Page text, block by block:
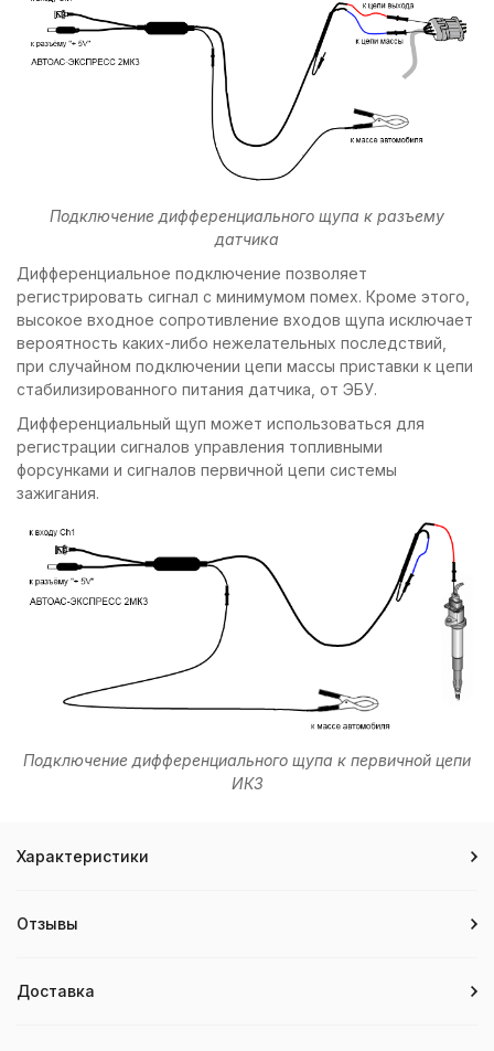
Подключение дифференциального щупа к разъему
датчика
Дифференциальное подключение позволяет
регистрировать сигнал с минимумом помех. Кроме этого,
высокое входное сопротивление входов щупа исключает
вероятность каких-либо нежелательных последствий,
при случайном подключении цепи массы приставки к цепи
стабилизированного питания датчика, от ЭБУ.
Дифференциальный щуп может использоваться для
регистрации сигналов управления топливными
форсунками и сигналов первичной цепи системы
зажигания.
Подключение дифференциального щупа к первичной цепи
ИКЗ
Характеристики
Отзывы
Доставка